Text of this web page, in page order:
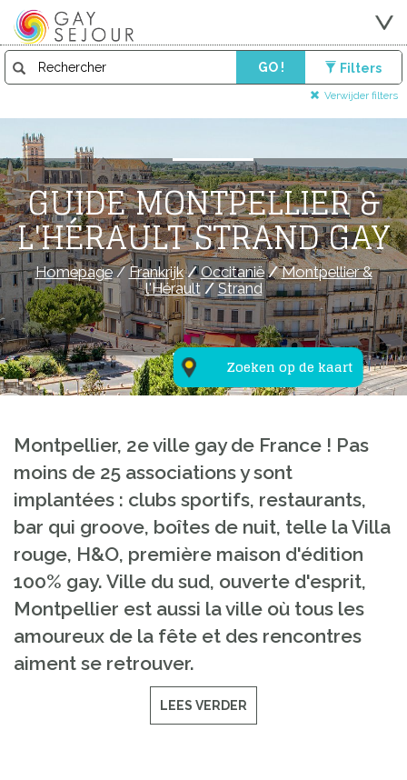
GO ! Filters
Verwijder filters
Zoeken op de kaart
GUIDE MONTPELLIER &
L'HÉRAULT STRAND GAY
Homepage/ Frankrijk/Occitanië/Montpellier &
l'Hérault/Strand
Montpellier, 2e ville gay de France ! Pas
moins de 25 associations y sont
implantées : clubs sportifs, restaurants,
bar qui groove, boîtes de nuit, telle la Villa
rouge, H&O, première maison d'édition
100% gay. Ville du sud, ouverte d'esprit,
Montpellier est aussi la ville où tous les
amoureux de la fête et des rencontres
aiment se retrouver.
LEES VERDER